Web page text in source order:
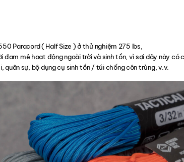
Paracord ( Half Size ) ở thử nghiệm 275 lbs,
đam mê hoạt động ngoài trời và sinh tồn, vì sợi dây này có
quân sự, bộ dụng cụ sinh tồn / túi chống côn trùng, v.v.